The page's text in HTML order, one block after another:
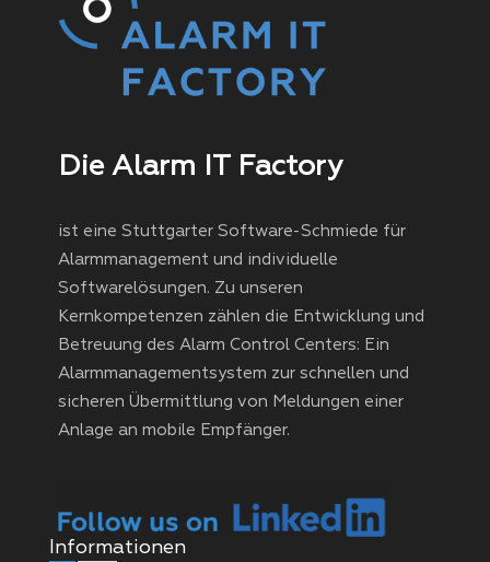
Die Alarm IT Factory
ist eine Stuttgarter Software-Schmiede für
Alarmmanagement und individuelle
Softwarelösungen. Zu unseren
Kernkompetenzen zählen die Entwicklung und
Betreuung des Alarm Control Centers: Ein
Alarmmanagementsystem zur schnellen und
sicheren Übermittlung von Meldungen einer
Anlage an mobile Empfänger.
Informationen